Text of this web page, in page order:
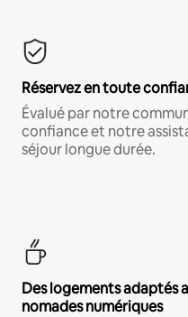
Réservez en toute
Évalué par notre
confiance et notre
séjour longue durée.
Des logements adaptés
nomades numériques